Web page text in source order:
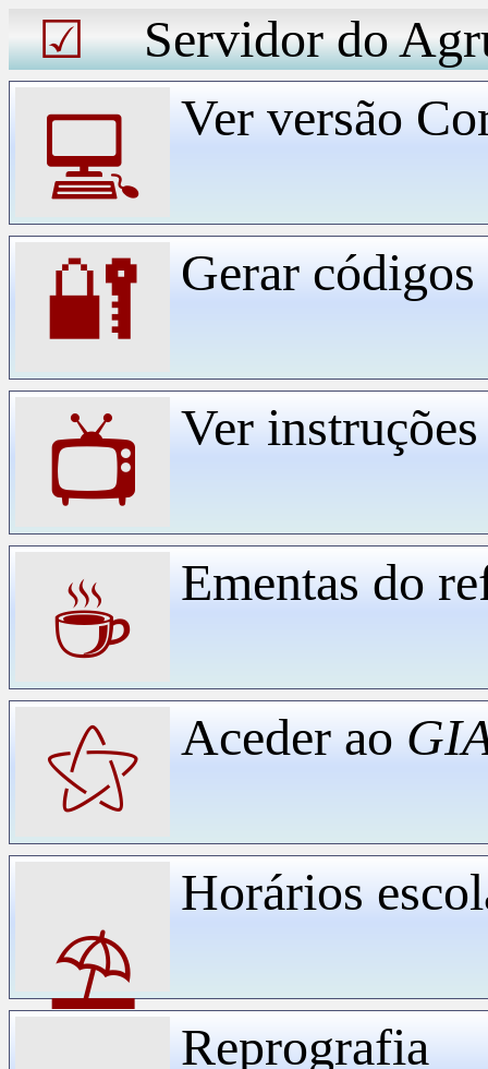
☑ Servidor do
💻 Ver versão
🔐 Gerar
📺 Ver
☕ Ementas do
⚝ Aceder ao
⛱
Horários
Reprografia